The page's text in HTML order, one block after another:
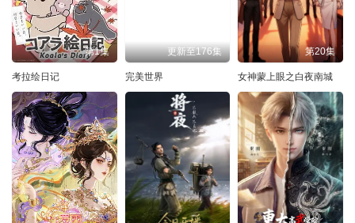
第1集
考拉绘日记
更新至176集
完美世界
第20集
女神蒙上眼之白夜南城